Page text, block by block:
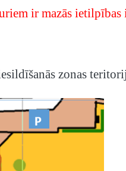
ir mazās
zonas